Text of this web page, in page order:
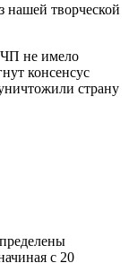
нашей творческой
не имело
консенсус
страну
с 20